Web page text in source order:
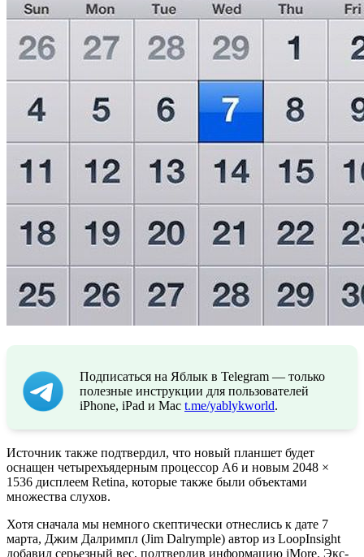
Подписаться на Яблык в Telegram — только
полезные инструкции для пользователей
iPhone, iPad и Mac t.me/yablykworld.
Источник также подтвердил, что новый планшет будет
оснащен четырехъядерным процессор A6 и новым 2048 ×
1536 дисплеем Retina, которые также были объектами
множества слухов.
Хотя сначала мы немного скептически отнеслись к дате 7
марта, Джим Далримпл (Jim Dalrymple) автор из LoopInsight
добавил серьезный вес, подтвердив информацию iMore. Экс-